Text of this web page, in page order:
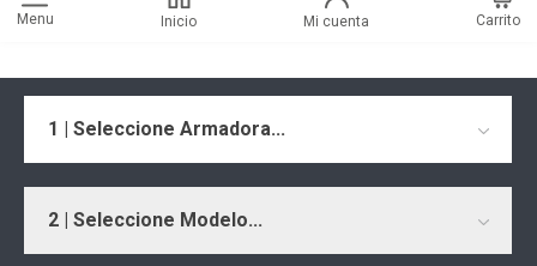
Menu Inicio Mi cuenta Carrito
1 | Seleccione Armadora...
2 | Seleccione Modelo...